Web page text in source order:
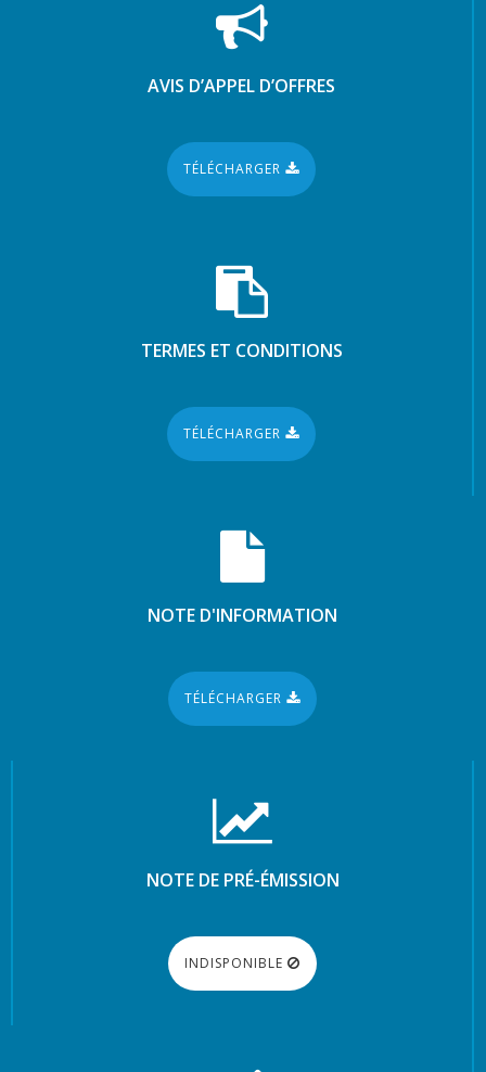
AVIS D’APPEL D’OFFRES
TÉLÉCHARGER
TERMES ET CONDITIONS
TÉLÉCHARGER
NOTE D'INFORMATION
TÉLÉCHARGER
NOTE DE PRÉ-ÉMISSION
INDISPONIBLE